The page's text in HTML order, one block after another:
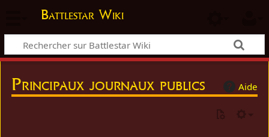
Battlestar Wiki
Aide
Principaux journaux publics